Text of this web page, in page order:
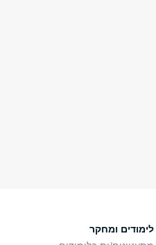
לימודים ומחקר